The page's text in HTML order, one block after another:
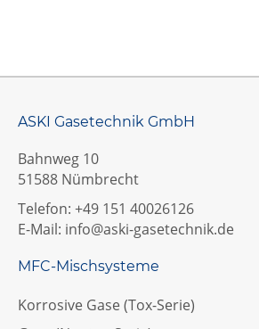
ASKI Gasetechnik GmbH
Bahnweg 10
51588 Nümbrecht
Telefon: +49 151 40026126
E-Mail: info@aski-gasetechnik.de
MFC-Mischsysteme
Korrosive Gase (Tox-Serie)